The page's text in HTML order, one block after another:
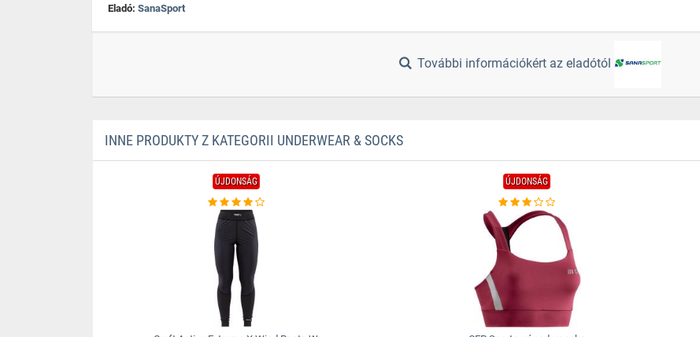
Eladó: SanaSport
További információkért az eladótól
INNE PRODUKTY Z KATEGORII UNDERWEAR & SOCKS
ÚJDONSÁG ÚJDONSÁG